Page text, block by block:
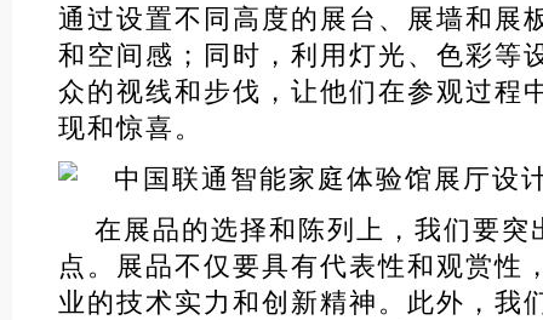
通过设置不同高度的展台、展墙和展
和空间感；同时，利用灯光、色彩等
众的视线和步伐，让他们在参观过程
现和惊喜。
在展品的选择和陈列上，我们要突
点。展品不仅要具有代表性和观赏性
业的技术实力和创新精神。此外，我